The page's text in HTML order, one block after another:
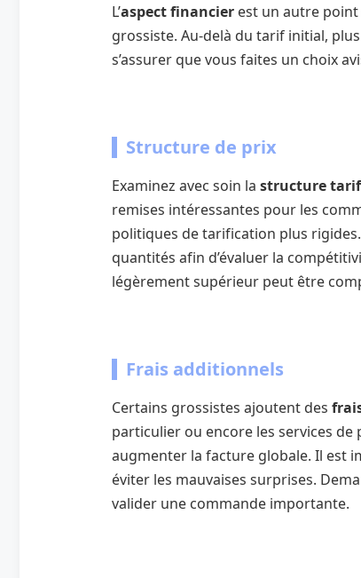
L’aspect financier est un autre
grossiste. Au-delà du tarif initial,
s’assurer que vous faites un choix
Structure de prix
Examinez avec soin la structure
remises intéressantes pour les
politiques de tarification plus
quantités afin d’évaluer la
légèrement supérieur peut être
Frais additionnels
Certains grossistes ajoutent des
particulier ou encore les services
augmenter la facture globale. Il est
éviter les mauvaises surprises.
valider une commande importante.